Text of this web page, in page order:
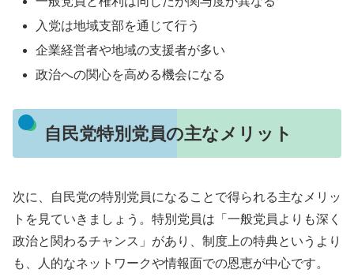
入党は地域支部を通じて行う
企業経営者や地域の支援者が多い
政治への関心を高める機会になる
自民党特別党員の主なメリット
次に、自民党の特別党員になることで得られる主なメリッ
トを見ていきましょう。特別党員は「一般党員よりも深く
政治と関わるチャンス」があり、制度上の特典というより
も、人的なネットワークや情報面での恩恵が中心です。